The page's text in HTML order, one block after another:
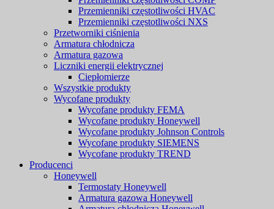
Przemienniki częstotliwości HVAC
Przemienniki częstotliwości NXS
Przetworniki ciśnienia
Armatura chłodnicza
Armatura gazowa
Liczniki energii elektrycznej
Ciepłomierze
Wszystkie produkty
Wycofane produkty
Wycofane produkty FEMA
Wycofane produkty Honeywell
Wycofane produkty Johnson Controls
Wycofane produkty SIEMENS
Wycofane produkty TREND
Producenci
Honeywell
Termostaty Honeywell
Armatura gazowa Honeywell